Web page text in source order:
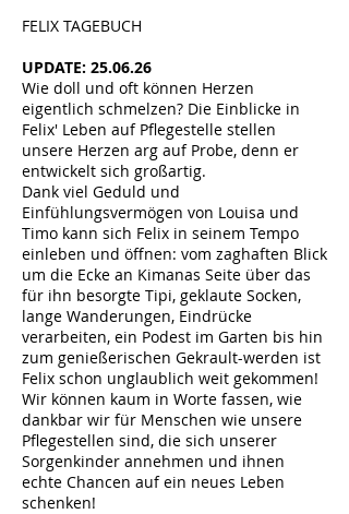
FELIX TAGEBUCH
UPDATE: 25.06.26
Wie doll und oft können Herzen
eigentlich schmelzen? Die Einblicke in
Felix' Leben auf Pflegestelle stellen
unsere Herzen arg auf Probe, denn er
entwickelt sich großartig.
Dank viel Geduld und
Einfühlungsvermögen von Louisa und
Timo kann sich Felix in seinem Tempo
einleben und öffnen: vom zaghaften Blick
um die Ecke an Kimanas Seite über das
für ihn besorgte Tipi, geklaute Socken,
lange Wanderungen, Eindrücke
verarbeiten, ein Podest im Garten bis hin
zum genießerischen Gekrault-werden ist
Felix schon unglaublich weit gekommen!
Wir können kaum in Worte fassen, wie
dankbar wir für Menschen wie unsere
Pflegestellen sind, die sich unserer
Sorgenkinder annehmen und ihnen
echte Chancen auf ein neues Leben
schenken!